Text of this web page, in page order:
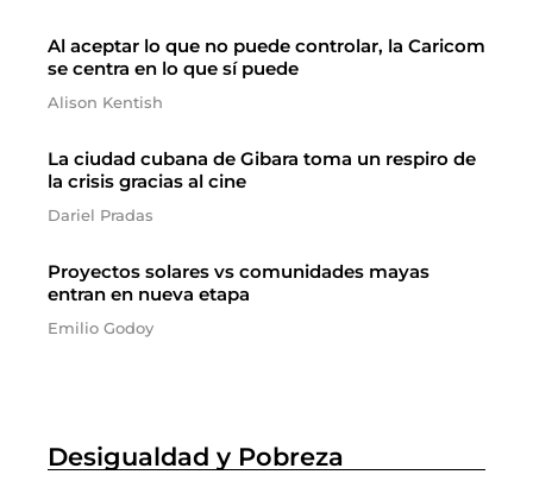
Al aceptar lo que no puede controlar, la Caricom
se centra en lo que sí puede
Alison Kentish
La ciudad cubana de Gibara toma un respiro de
la crisis gracias al cine
Dariel Pradas
Proyectos solares vs comunidades mayas
entran en nueva etapa
Emilio Godoy
Desigualdad y Pobreza